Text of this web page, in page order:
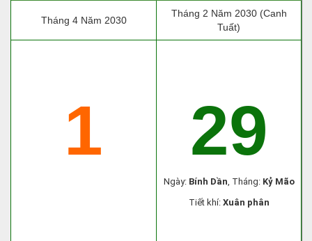
Tháng 4 Năm 2030
Tháng 2 Năm 2030 (Canh
Tuất)
1 29
Ngày: Bính Dần, Tháng: Kỷ Mão
Tiết khí: Xuân phân